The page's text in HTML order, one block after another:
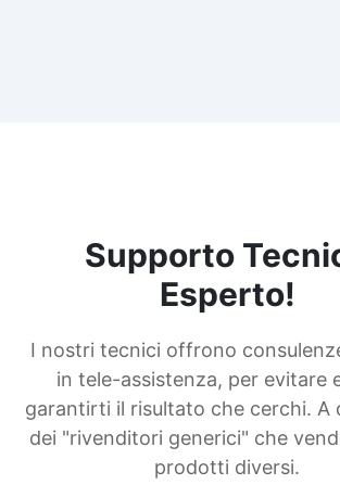
Supporto
Esperto!
I nostri tecnici offrono
in tele-assistenza, per evitare
garantirti il risultato che cerchi. A
dei "rivenditori generici" che
prodotti diversi.